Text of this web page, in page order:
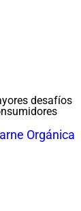
desafíos
Orgánica